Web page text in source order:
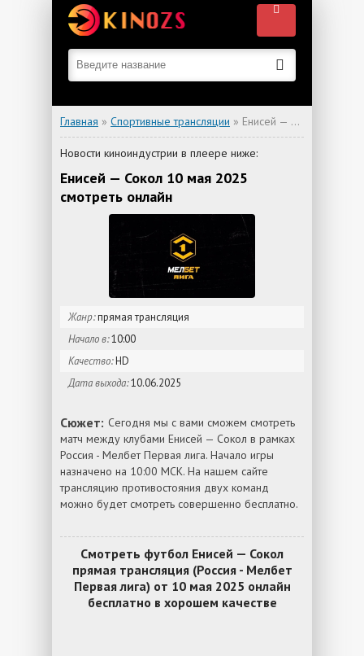
Главная » Спортивные трансляции » Енисей — Сокол
Новости киноиндустрии в плеере ниже:
Енисей — Сокол 10 мая 2025
смотреть онлайн
Жанр:прямая трансляция
Начало в:10:00
Качество:HD
Дата выхода:10.06.2025
Сюжет: Сегодня мы с вами сможем смотреть
матч между клубами Енисей — Сокол в рамках
Россия - Мелбет Первая лига. Начало игры
назначено на 10:00 МСК. На нашем сайте
трансляцию противостояния двух команд
можно будет смотреть совершенно бесплатно.
Смотреть футбол Енисей — Сокол
прямая трансляция (Россия - Мелбет
Первая лига) от 10 мая 2025 онлайн
бесплатно в хорошем качестве